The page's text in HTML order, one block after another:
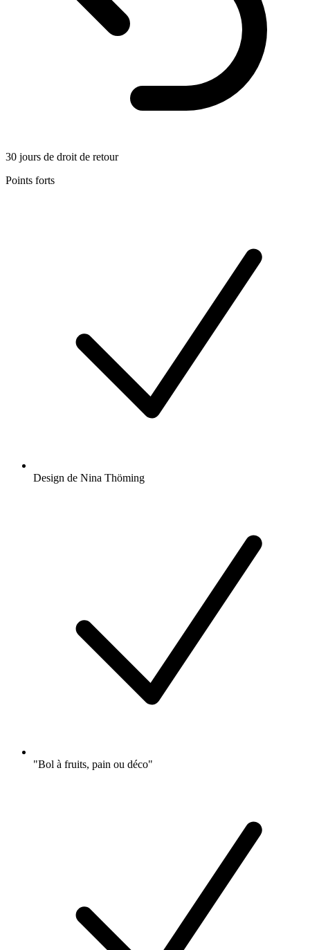
30 jours de droit de retour
Points forts
Design de Nina Thöming
"Bol à fruits, pain ou déco"